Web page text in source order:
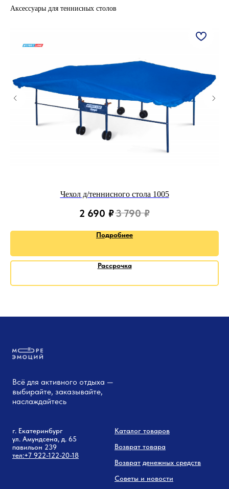
Аксессуары для теннисных столов
Чехол д/теннисного стола 1005
2 690 ₽3 790 ₽
Подробнее
Рассрочка
Всё для активного отдыха —
выбирайте, заказывайте,
наслаждайтесь
г. Екатеринбург
ул. Амундсена, д. 65
павильон 239
тел:+7 922-122-20-18
Каталог товаров
Возврат товара
Возврат денежных средств
Советы и новости